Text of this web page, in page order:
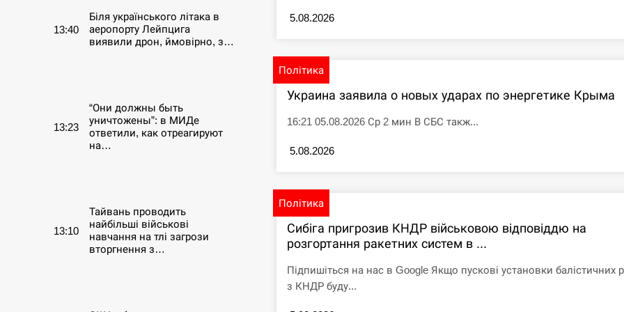
13:40
Біля українського літака в
аеропорту Лейпцига
виявили дрон, ймовірно, з…
13:23
“Они должны быть
уничтожены”: в МИДе
ответили, как отреагируют
на…
13:10
Тайвань проводить
найбільші військові
навчання на тлі загрози
вторгнення з…
5.08.2026
Політика
Украина заявила о новых ударах по энергетике Крыма
16:21 05.08.2026 Ср 2 мин В СБС такж...
5.08.2026
Політика
Сибіга пригрозив КНДР військовою відповіддю на
розгортання ракетних систем в ...
Підпишіться на нас в Google Якщо пускові установки балістичних
з КНДР буду...